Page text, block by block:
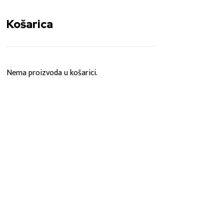
webshop@hnk-gorica.hr
Košarica
Nema proizvoda u košarici.